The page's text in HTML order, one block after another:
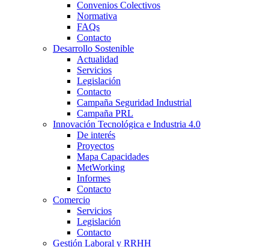
Convenios Colectivos
Normativa
FAQs
Contacto
Desarrollo Sostenible
Actualidad
Servicios
Legislación
Contacto
Campaña Seguridad Industrial
Campaña PRL
Innovación Tecnológica e Industria 4.0
De interés
Proyectos
Mapa Capacidades
MetWorking
Informes
Contacto
Comercio
Servicios
Legislación
Contacto
Gestión Laboral y RRHH